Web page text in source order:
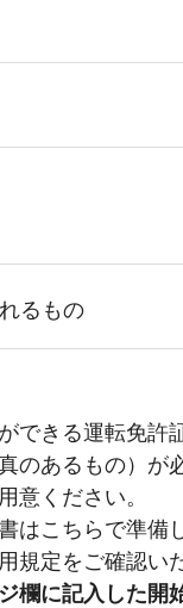
るもの
できる運転免許
のあるもの）が
意ください。
はこちらで準備
規定をご確認い
欄に記入した開